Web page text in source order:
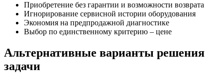
Приобретение без гарантии и возможности возврата
Игнорирование сервисной истории оборудования
Экономия на предпродажной диагностике
Выбор по единственному критерию – цене
Альтернативные варианты решения
задачи